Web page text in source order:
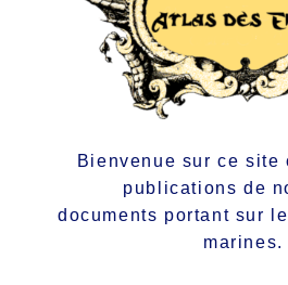
Bienvenue sur ce site
publications de
documents portant sur
marines.